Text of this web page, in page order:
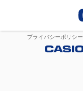
プライバシーポリシー